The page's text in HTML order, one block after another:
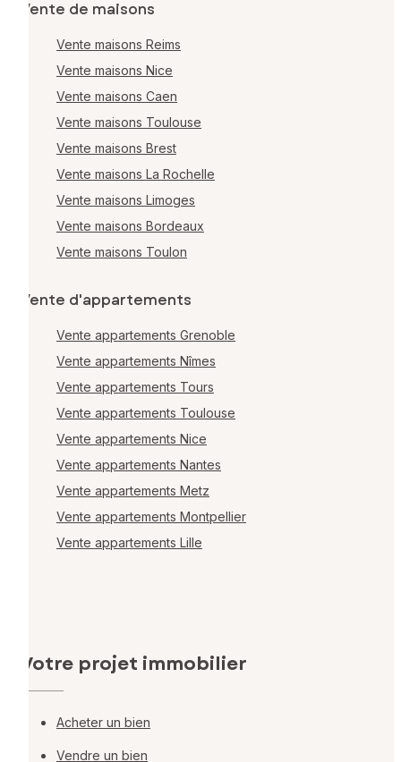
Vente de maisons
Vente maisons Reims
Vente maisons Nice
Vente maisons Caen
Vente maisons Toulouse
Vente maisons Brest
Vente maisons La Rochelle
Vente maisons Limoges
Vente maisons Bordeaux
Vente maisons Toulon
Vente d'appartements
Vente appartements Grenoble
Vente appartements Nîmes
Vente appartements Tours
Vente appartements Toulouse
Vente appartements Nice
Vente appartements Nantes
Vente appartements Metz
Vente appartements Montpellier
Vente appartements Lille
Votre projet immobilier
Acheter un bien
Vendre un bien